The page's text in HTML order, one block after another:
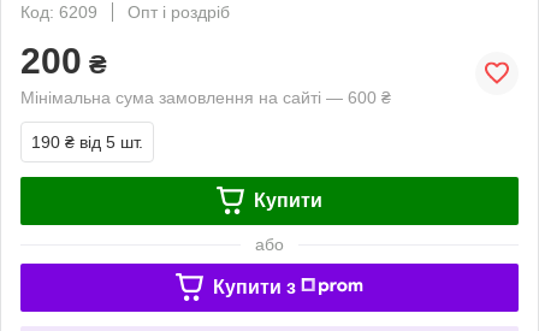
Код: 6209
Опт і роздріб
200 ₴
Мінімальна сума замовлення на сайті — 600 ₴
190 ₴ від 5 шт.
Купити
або
Купити з